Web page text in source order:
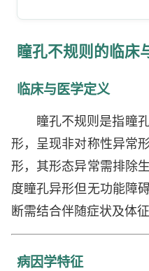
瞳孔不规则的临床
临床与医学定义
瞳孔不规则是指瞳
形，呈现非对称性异常
形，其形态异常需排除
度瞳孔异形但无功能障
断需结合伴随症状及体征
病因学特征